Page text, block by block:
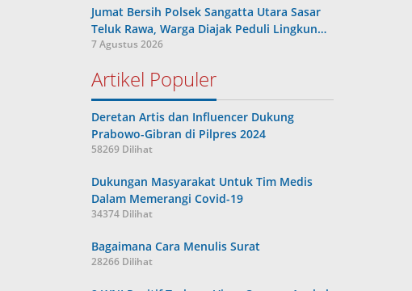
Jumat Bersih Polsek Sangatta Utara Sasar
Teluk Rawa, Warga Diajak Peduli Lingkun…
7 Agustus 2026
Artikel Populer
Deretan Artis dan Influencer Dukung
Prabowo-Gibran di Pilpres 2024
58269 Dilihat
Dukungan Masyarakat Untuk Tim Medis
Dalam Memerangi Covid-19
34374 Dilihat
Bagaimana Cara Menulis Surat
28266 Dilihat